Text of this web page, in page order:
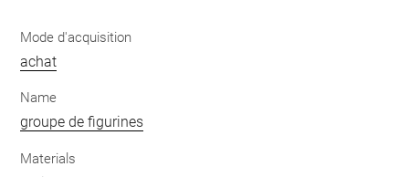
Mode d'acquisition
achat
Name
groupe de figurines
Materials